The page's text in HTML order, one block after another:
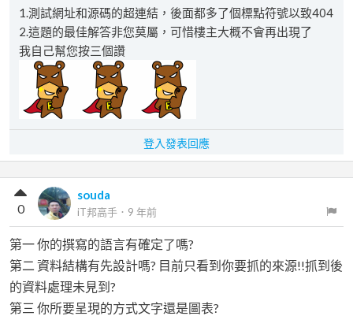
1.測試網址和源碼的超連結，後面都多了個標點符號以致404
2.這題的最佳解答非您莫屬，可惜樓主大概不會再出現了
我自己幫您按三個讚
登入發表回應
souda
iT邦高手 ． 9 年前
0
第一 你的撰寫的語言有確定了嗎?
第二 資料結構有先設計嗎? 目前只看到你要抓的來源!!抓到後
的資料處理未見到?
第三 你所要呈現的方式文字還是圖表?